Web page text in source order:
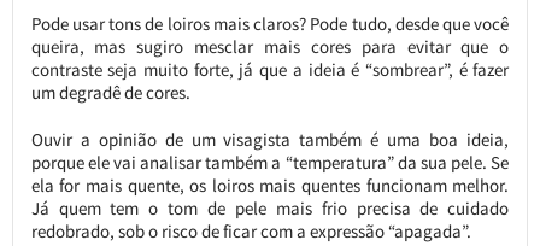
Pode usar tons de loiros mais claros? Pode tudo, desde que você
queira, mas sugiro mesclar mais cores para evitar que o
contraste seja muito forte, já que a ideia é “sombrear”, é fazer
um degradê de cores.
Ouvir a opinião de um visagista também é uma boa ideia,
porque ele vai analisar também a “temperatura” da sua pele. Se
ela for mais quente, os loiros mais quentes funcionam melhor.
Já quem tem o tom de pele mais frio precisa de cuidado
redobrado, sob o risco de ficar com a expressão “apagada”.